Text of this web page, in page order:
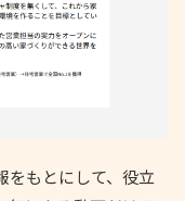
をもとにして、役立